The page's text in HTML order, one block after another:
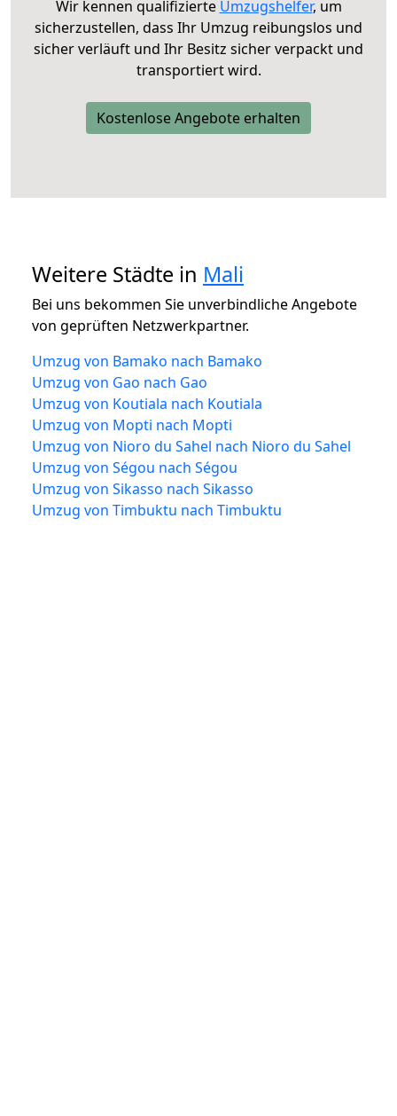
Wir kennen qualifizierte Umzugshelfer, um
sicherzustellen, dass Ihr Umzug reibungslos und
sicher verläuft und Ihr Besitz sicher verpackt und
transportiert wird.
Kostenlose Angebote erhalten
Weitere Städte in Mali
Bei uns bekommen Sie unverbindliche Angebote
von geprüften Netzwerkpartner.
Umzug von Bamako nach Bamako
Umzug von Gao nach Gao
Umzug von Koutiala nach Koutiala
Umzug von Mopti nach Mopti
Umzug von Nioro du Sahel nach Nioro du Sahel
Umzug von Ségou nach Ségou
Umzug von Sikasso nach Sikasso
Umzug von Timbuktu nach Timbuktu